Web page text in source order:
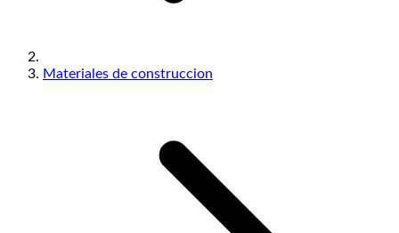
Materiales de construccion